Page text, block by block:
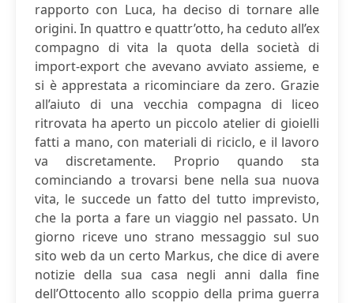
rapporto con Luca, ha deciso di tornare alle
origini. In quattro e quattr’otto, ha ceduto all’ex
compagno di vita la quota della società di
import-export che avevano avviato assieme, e
si è apprestata a ricominciare da zero. Grazie
all’aiuto di una vecchia compagna di liceo
ritrovata ha aperto un piccolo atelier di gioielli
fatti a mano, con materiali di riciclo, e il lavoro
va discretamente. Proprio quando sta
cominciando a trovarsi bene nella sua nuova
vita, le succede un fatto del tutto imprevisto,
che la porta a fare un viaggio nel passato. Un
giorno riceve uno strano messaggio sul suo
sito web da un certo Markus, che dice di avere
notizie della sua casa negli anni dalla fine
dell’Ottocento allo scoppio della prima guerra